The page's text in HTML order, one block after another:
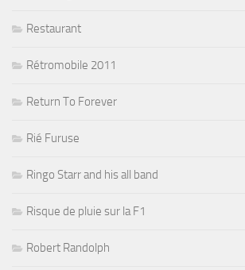
Restaurant
Rétromobile 2011
Return To Forever
Rié Furuse
Ringo Starr and his all band
Risque de pluie sur la F1
Robert Randolph